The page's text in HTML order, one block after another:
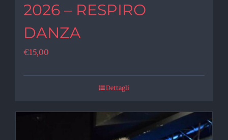
2026 – RESPIRO
DANZA
€15,00
Dettagli